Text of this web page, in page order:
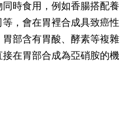
時食用，例如香腸搭配養
，會在胃裡合成具致癌性
部含有胃酸、酵素等複雜
在胃部合成為亞硝胺的機